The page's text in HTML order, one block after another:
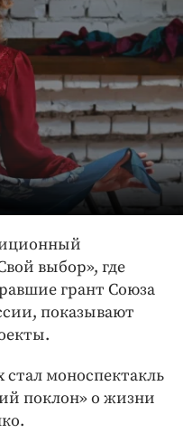
выбор», где
грант Союза
показывают
моноспектакль
поклон» о жизни